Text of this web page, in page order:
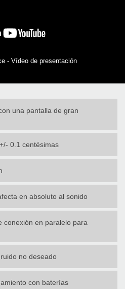
- Vídeo de presentación
una pantalla de gran
0.1 centésimas
en absoluto al sonido
conexión en paralelo para
no deseado
con baterías